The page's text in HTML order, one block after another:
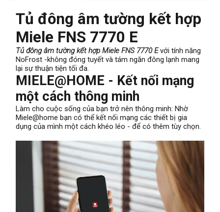
Tủ đông âm tường kết hợp
Miele FNS 7770 E
Tủ đông âm tường kết hợp Miele FNS 7770 Evới tính năng
NoFrost -không đóng tuyết và tám ngăn đông lạnh mang
lại sự thuận tiện tối đa.
MIELE@HOME - Kết nối mạng
một cách thông minh
Làm cho cuộc sống của bạn trở nên thông minh: Nhờ
Miele@home bạn có thể kết nối mạng các thiết bị gia
dụng của mình một cách khéo léo - để có thêm tùy chọn.